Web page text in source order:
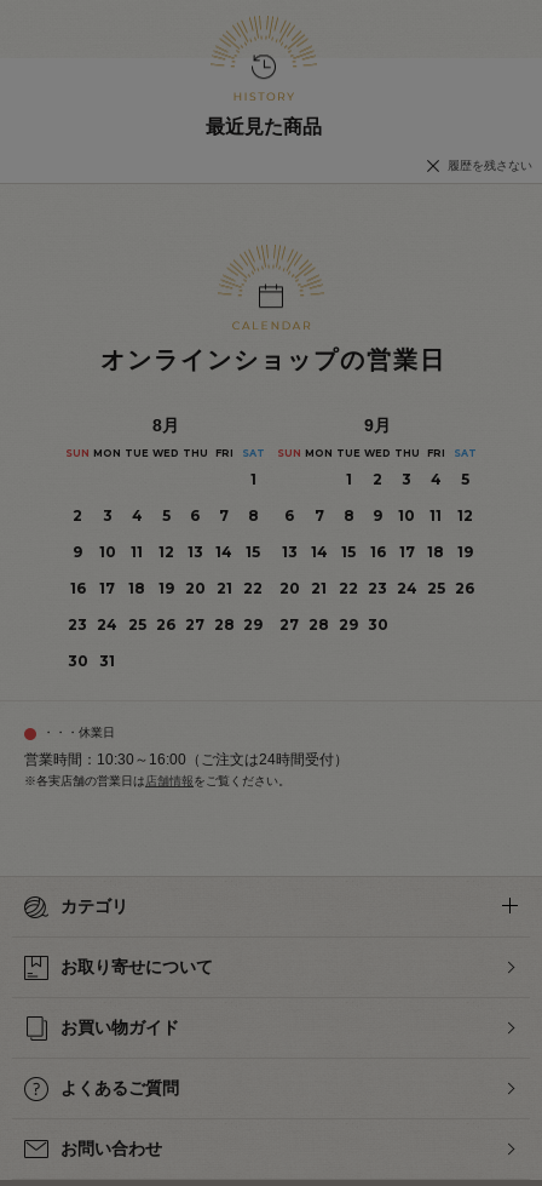
最近見た商品
履歴を残さない
オンラインショップの営業日
8月
SUN MON TUE WED THU FRI SAT
1
2
3 4 5 6 7
8
9
10 11 12 13 14
15
16
17 18 19 20 21
22
23
24 25 26 27 28 29
30
31
9月
SUN MON TUE WED THU FRI SAT
1 2 3 4
5
6
7 8 9 10 11
12
13
14 15 16 17 18
19
20
21 22 23 24 25
26
27 28 29 30
・・・休業日
営業時間：10:30～16:00（ご注文は24時間受付）
※各実店舗の営業日は店舗情報をご覧ください。
カテゴリ
お取り寄せについて
お買い物ガイド
よくあるご質問
お問い合わせ